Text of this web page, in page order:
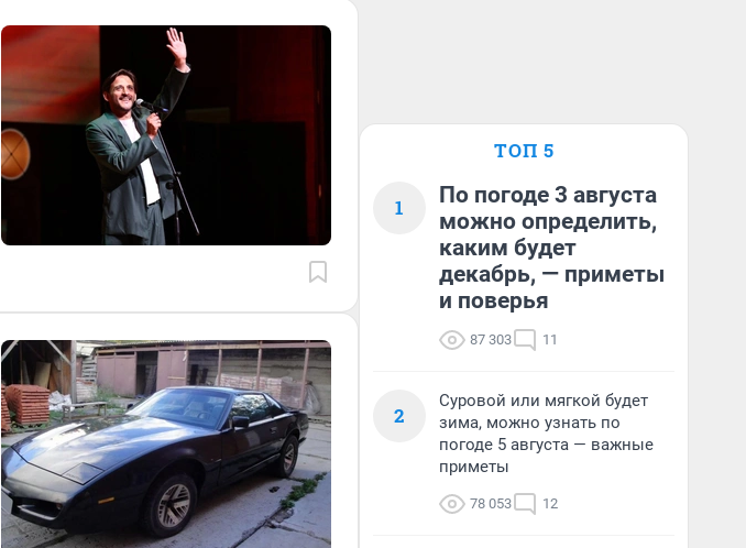
ТОП 5
1
По погоде 3 августа
можно определить,
каким будет
декабрь, — приметы
и поверья
87 303 11
2
Суровой или мягкой будет
зима, можно узнать по
погоде 5 августа — важные
приметы
78 053 12